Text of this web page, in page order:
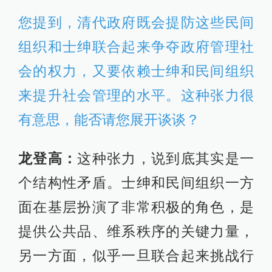
您提到，清代政府既会提防这些民间
组织和士绅联合起来争夺政府管理社
会的权力，又要依赖士绅和民间组织
来提升社会管理的水平。这种张力很
有意思，能否请您展开谈谈？
龙登高：这种张力，说到底其实是一
个结构性矛盾。士绅和民间组织一方
面在基层扮演了非常积极的角色，是
提供公共品、维系秩序的关键力量，
另一方面，似乎一旦联合起来挑战行